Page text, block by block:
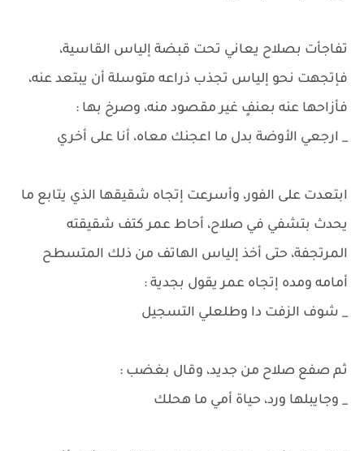
تفاجأت بصلاح يعاني تحت قبضة إلياس القاسية،
فإتجهت نحو إلياس تجذب ذراعه متوسلة أن يبتعد عنه،
فأزاحها عنه بعنفٍ غير مقصود منه، وصرخ بها :
_ ارجعي الأوضة بدل ما اعجنك معاه، أنا على أخري
ابتعدت على الفور، وأسرعت إتجاه شقيقها الذي يتابع ما
يحدث بتشفي في صلاح، أحاط عمر كتف شقيقته
المرتجفة، حتى أخذ إلياس الهاتف من ذلك المتسطح
أمامه ومده إتجاه عمر يقول بجدية :
_ شوف الزفت دا وطلعلي التسجيل
ثم صفع صلاح من جديد، وقال بغضب :
_ وجايبلها ورد، حياة أمي ما هحلك